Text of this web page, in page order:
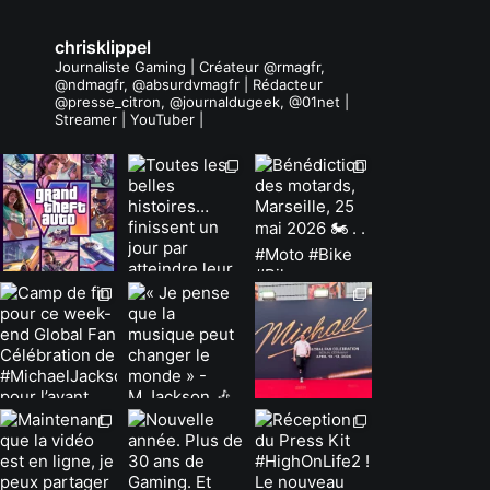
chrisklippel
Journaliste Gaming | Créateur @rmagfr,
@ndmagfr, @absurdvmagfr | Rédacteur
@presse_citron, @journaldugeek, @01net |
Streamer | YouTuber |